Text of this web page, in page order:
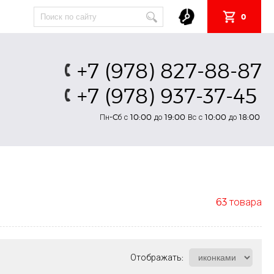
0
+7 (978) 827-88-87
+7 (978) 937-37-45
Пн-Cб с 10:00 до 19:00 Вс с 10:00 до 18:00
63 товара
Отображать: